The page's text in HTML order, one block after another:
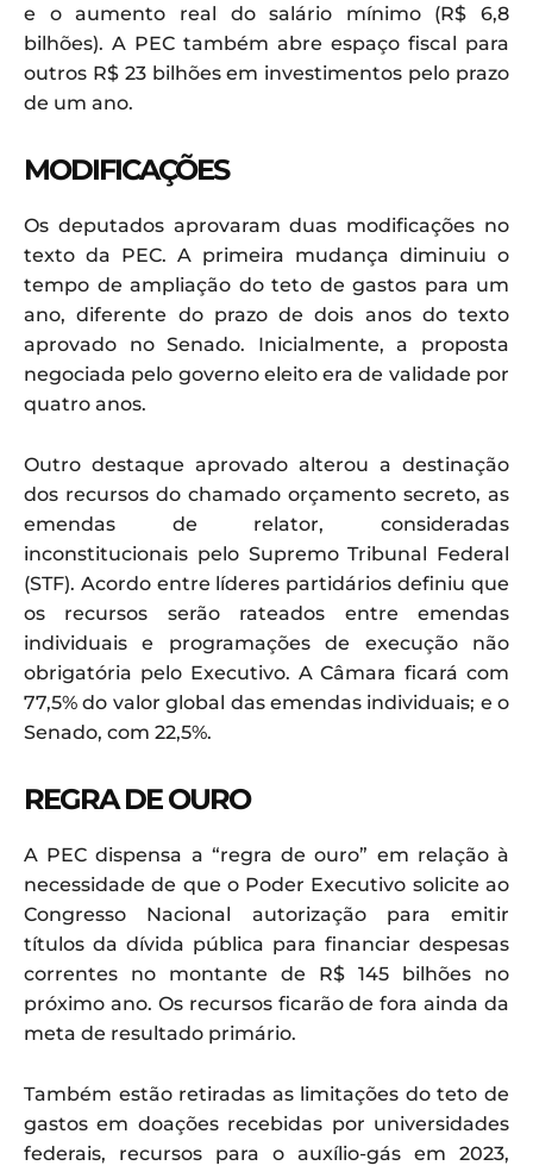
e o aumento real do salário mínimo (R$ 6,8
bilhões). A PEC também abre espaço fiscal para
outros R$ 23 bilhões em investimentos pelo prazo
de um ano.
MODIFICAÇÕES
Os deputados aprovaram duas modificações no
texto da PEC. A primeira mudança diminuiu o
tempo de ampliação do teto de gastos para um
ano, diferente do prazo de dois anos do texto
aprovado no Senado. Inicialmente, a proposta
negociada pelo governo eleito era de validade por
quatro anos.
Outro destaque aprovado alterou a destinação
dos recursos do chamado orçamento secreto, as
emendas de relator, consideradas
inconstitucionais pelo Supremo Tribunal Federal
(STF). Acordo entre líderes partidários definiu que
os recursos serão rateados entre emendas
individuais e programações de execução não
obrigatória pelo Executivo. A Câmara ficará com
77,5% do valor global das emendas individuais; e o
Senado, com 22,5%.
REGRA DE OURO
A PEC dispensa a “regra de ouro” em relação à
necessidade de que o Poder Executivo solicite ao
Congresso Nacional autorização para emitir
títulos da dívida pública para financiar despesas
correntes no montante de R$ 145 bilhões no
próximo ano. Os recursos ficarão de fora ainda da
meta de resultado primário.
Também estão retiradas as limitações do teto de
gastos em doações recebidas por universidades
federais, recursos para o auxílio-gás em 2023,